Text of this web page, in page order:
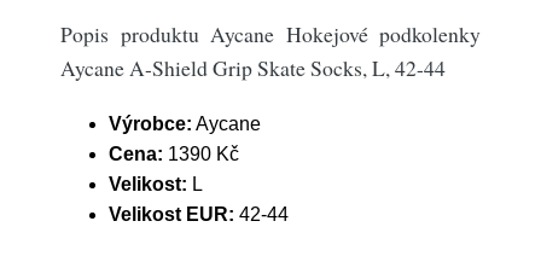
Popis produktu Aycane Hokejové podkolenky
Aycane A-Shield Grip Skate Socks, L, 42-44
Výrobce: Aycane
Cena: 1390 Kč
Velikost: L
Velikost EUR: 42-44